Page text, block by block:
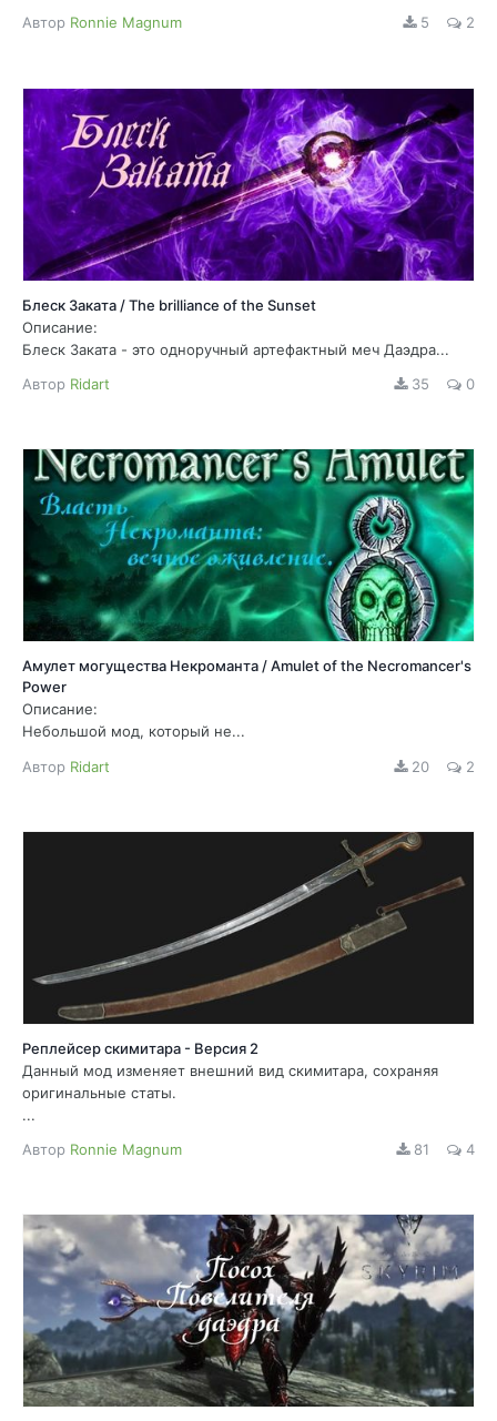
Автор Ronnie Magnum 5 2
Блеск Заката / The brilliance of the Sunset
Описание:
Блеск Заката - это одноручный артефактный меч Даэдра...
Автор Ridart 35 0
Амулет могущества Некроманта / Amulet of the Necromancer's
Power
Описание:
Небольшой мод, который не...
Автор Ridart 20 2
Реплейсер скимитара - Версия 2
Данный мод изменяет внешний вид скимитара, сохраняя
оригинальные статы.
...
Автор Ronnie Magnum 81 4